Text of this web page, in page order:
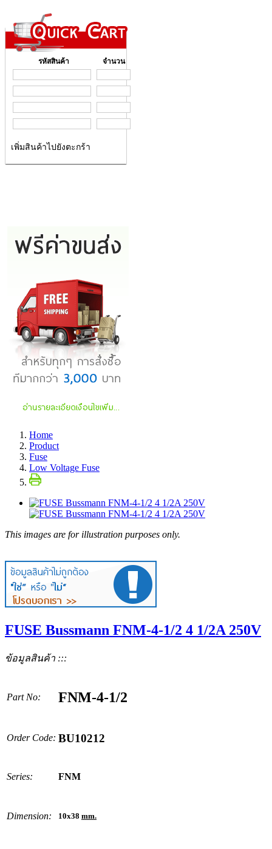
รหัสสินค้า จำนวน
เพิ่มสินค้าไปยังตะกร้า
Home
Product
Fuse
Low Voltage Fuse
This images are for illustration purposes only.
FUSE Bussmann FNM-4-1/2 4 1/2A 250V
ข้อมูลสินค้า :::
Part No: FNM-4-1/2
Order Code: BU10212
Series: FNM
Dimension: 10x38 mm.